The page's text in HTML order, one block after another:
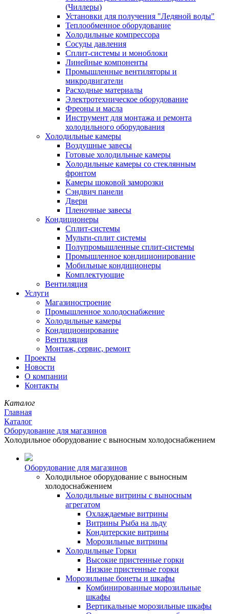
(Чиллеры)
Установки для получения "Ледяной воды"
Теплообменное оборудование
Холодильные компрессора
Сосуды давления
Cплит-системы и моноблоки
Линейные компоненты
Промышленные вентиляторы и
микродвигатели
Расходные материалы
Электротехническое оборудование
Фреоны и масла
Инструмент для монтажа и ремонта
холодильного оборудования
Холодильные камеры
Воздушные завесы
Готовые холодильные камеры
Холодильные камеры со стеклянным
фронтом
Камеры шоковой заморозки
Сэндвич панели
Двери
Пленочные завесы
Кондиционеры
Сплит-системы
Мульти-сплит системы
Полупромышленные сплит-системы
Промышленное кондиционирование
Мобильные кондиционеры
Комплектующие
Вентиляция
Услуги
Магазиностроение
Промышленное холодоснабжение
Холодильные камеры
Кондиционирование
Вентиляция
Монтаж, сервис, ремонт
Проекты
Новости
О компании
Контакты
Каталог
Главная
Каталог
Оборудование для магазинов
Холодильное оборудование с выносным холодоснабжением
Оборудование для магазинов
Холодильное оборудование с выносным
холодоснабжением
Холодильные витрины с выносным
агрегатом
Охлаждаемые витрины
Витрины Рыба на льду
Кондитерские витрины
Морозильные витрины
Холодильные Горки
Высокие пристенные горки
Низкие пристенные горки
Морозильные бонеты и шкафы
Комбинированные морозильные
шкафы
Вертикальные морозильные шкафы